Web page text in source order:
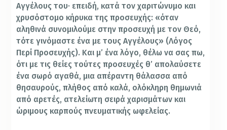
Αγγέλους του· επειδή, κατά τον χαριτώνυμο και
χρυσόστομο κήρυκα της προσευχής: «όταν
αληθινά συνομιλούμε στην προσευχή με τον Θεό,
τότε γινόμαστε ένα με τους Αγγέλους» (Λόγος
Περί Προσευχής). Και μ’ ένα λόγο, θέλω να σας πω,
ότι με τις θείες τούτες προσευχές θ’ απολαύσετε
ένα σωρό αγαθά, μια απέραντη θάλασσα από
θησαυρούς, πλήθος από καλά, ολόκληρη θημωνιά
από αρετές, ατελείωτη σειρά χαρισμάτων και
ώριμους καρπούς πνευματικής ωφελείας.